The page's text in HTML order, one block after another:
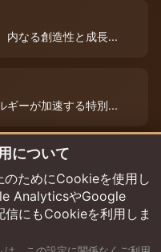
内なる創造性と成長...
ギーが加速する特別...
ギーが流れています...
について
のためにCookieを使用し
AnalyticsやGoogle
にもCookieを利用しま